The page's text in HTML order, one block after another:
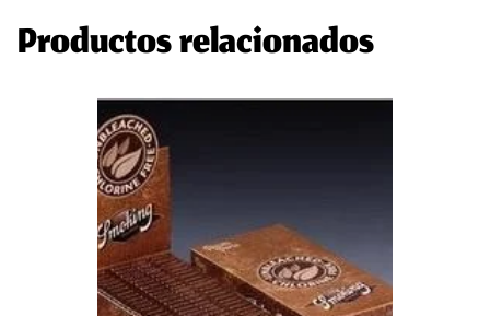
Productos relacionados